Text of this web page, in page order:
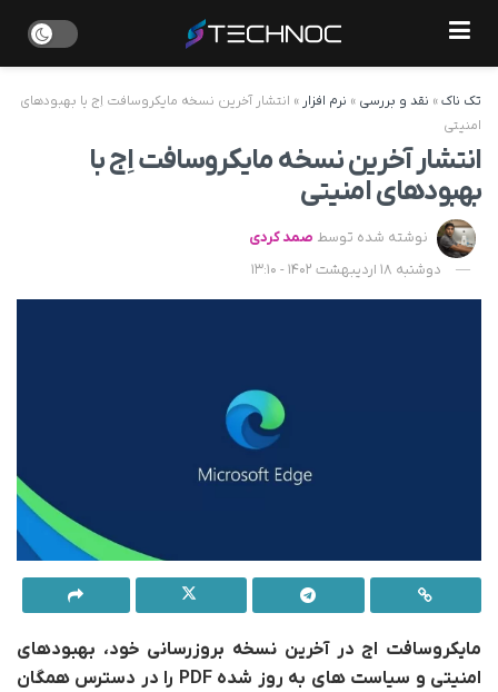
تک ناک» نقد و بررسی » نرم افزار » انتشار آخرین نسخه مایکروسافت اِج با بهبودهای
امنیتی
انتشار آخرین نسخه مایکروسافت اِج با
بهبودهای امنیتی
نوشته شده توسط صمد کردی
دوشنبه 18 اردیبهشت 1402 - 13:10
مایکروسافت اج در آخرین نسخه بروزرسانی خود، بهبودهای
امنیتی و سیاست های به روز شدهPDF را در دسترس همگان